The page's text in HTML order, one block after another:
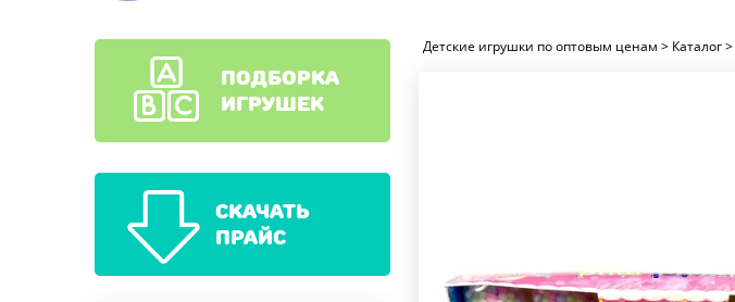
Детские игрушки по оптовым ценам > Каталог >
ПОДБОРКА
ИГРУШЕК
СКАЧАТЬ
ПРАЙС